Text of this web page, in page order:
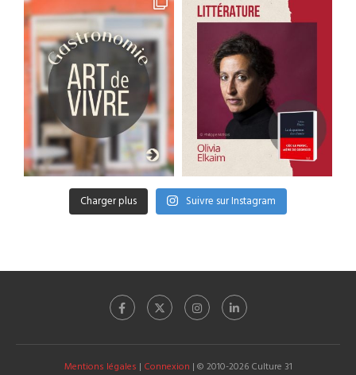
Charger plus Suivre sur Instagram
Mentions légales | Connexion | © 2010-2026 Culture 31